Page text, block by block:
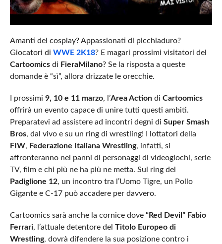
Amanti del cosplay? Appassionati di picchiaduro?
Giocatori di WWE 2K18? E magari prossimi visitatori del
Cartoomicsdi FieraMilano? Se la risposta a queste
domande è “sì”, allora drizzate le orecchie.
I prossimi 9, 10 e 11 marzo, l’Area Actiondi Cartoomics
offrirà un evento capace di unire tutti questi ambiti.
Preparatevi ad assistere ad incontri degni di Super Smash
Bros, dal vivo e su un ring di wrestling! I lottatori della
FIW, Federazione Italiana Wrestling, infatti, si
affronteranno nei panni di personaggi di videogiochi, serie
TV, film e chi più ne ha più ne metta. Sul ring del
Padiglione 12, un incontro tra l’Uomo Tigre, un Pollo
Gigante e C-17 può accadere per davvero.
Cartoomics sarà anche la cornice dove “Red Devil” Fabio
Ferrari, l’attuale detentore del Titolo Europeo di
Wrestling, dovrà difendere la sua posizione contro i